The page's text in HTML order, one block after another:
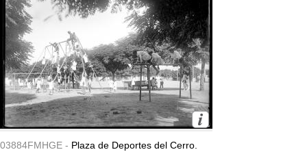
03884FMHGE - Plaza de Deportes del Cerro.